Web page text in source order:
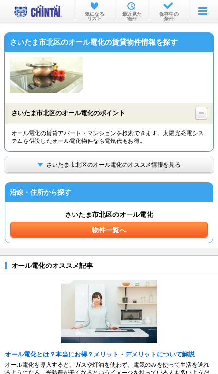
お部屋を探す
沿線・駅から
物件特集から
TOP
気になる
リスト
最近見た
物件
保存中の
条件
さいたま市北区のオール電化の賃貸物件情報を探す
さいたま市北区のオール電化のポイント
オール電化の賃貸アパート・マンションを検索できます。太陽光発電シス
テムを併設したオール電化物件なら電気代もお得。
さいたま市北区のオール電化のオススメ情報を見る
沿線・住所から探す
さいたま市北区のオール電化
物件一覧へ
オール電化のオススメ記事
オール電化とは？本当にお得？メリット・デメリットについて解説
オール電化を導入すると、ガスや灯油を使わず、電気のみを使って生活を送れ
るようになる。光熱費が安くなるというイメージを持っている人も多いようだ